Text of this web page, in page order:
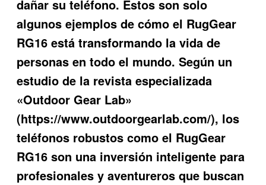
dañar su teléfono. Estos son solo
algunos ejemplos de cómo el RugGear
RG16 está transformando la vida de
personas en todo el mundo. Según un
estudio de la revista especializada
«Outdoor Gear Lab»
(https://www.outdoorgearlab.com/), los
teléfonos robustos como el RugGear
RG16 son una inversión inteligente para
profesionales y aventureros que buscan